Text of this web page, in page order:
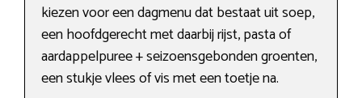
kiezen voor een dagmenu dat bestaat uit soep,
een hoofdgerecht met daarbij rijst, pasta of
aardappelpuree + seizoensgebonden groenten,
een stukje vlees of vis met een toetje na.